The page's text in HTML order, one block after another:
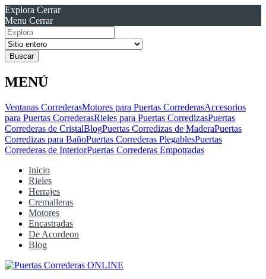
Explora Cerrar
Menu Cerrar
Resultados
para
MENÚ
Ventanas CorrederasMotores para Puertas CorrederasAccesorios
para Puertas CorrederasRieles para Puertas CorredizasPuertas
Correderas de CristalBlogPuertas Corredizas de MaderaPuertas
Corredizas para BañoPuertas Correderas PlegablesPuertas
Correderas de InteriorPuertas Correderas Empotradas
Inicio
Rieles
Herrajes
Cremalleras
Motores
Encastradas
De Acordeon
Blog